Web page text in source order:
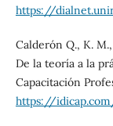
https://
Calderón Q., K.
De la teoría a la
Capacitación
https://